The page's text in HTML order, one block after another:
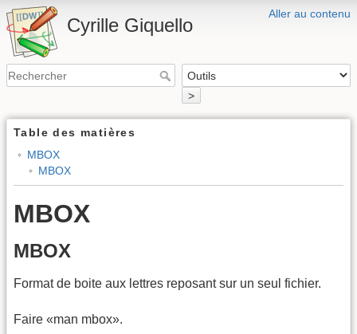
Aller au contenu
Cyrille Giquello
>
Table des matières
MBOX
MBOX
MBOX
MBOX
Format de boite aux lettres reposant sur un seul fichier.
Faire «man mbox».